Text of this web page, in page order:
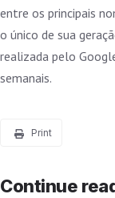
entre os principais
o único de sua
realizada pelo
semanais.
Print
Continue